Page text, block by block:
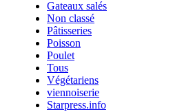
Gateaux salés
Non classé
Pâtisseries
Poisson
Poulet
Tous
Végétariens
viennoiserie
Starpress.info